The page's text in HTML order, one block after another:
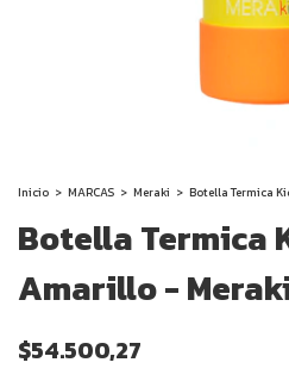
Inicio > MARCAS > Meraki > Botella Termica
Botella Termica
Amarillo -
$54.500,27